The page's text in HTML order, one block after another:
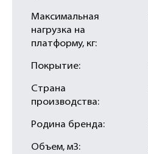
Максимальная
нагрузка на
платформу, кг:
Покрытие:
Страна
производства:
Родина бренда:
Объем, м3: